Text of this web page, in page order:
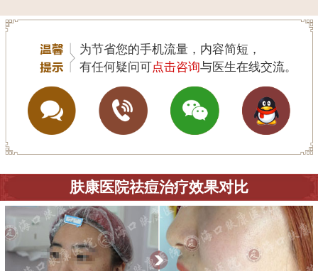
为节省您的手机流量，内容简短，
有任何疑问可点击咨询与医生在线交流。
肤康医院祛痘治疗效果对比